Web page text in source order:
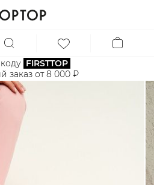
FIRSTTOP
заказ от 8 000 ₽